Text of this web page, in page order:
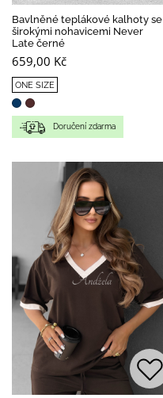
Bavlněné teplákové kalhoty se
širokými nohavicemi Never
Late černé
659,00 Kč
ONE SIZE
Doručení zdarma